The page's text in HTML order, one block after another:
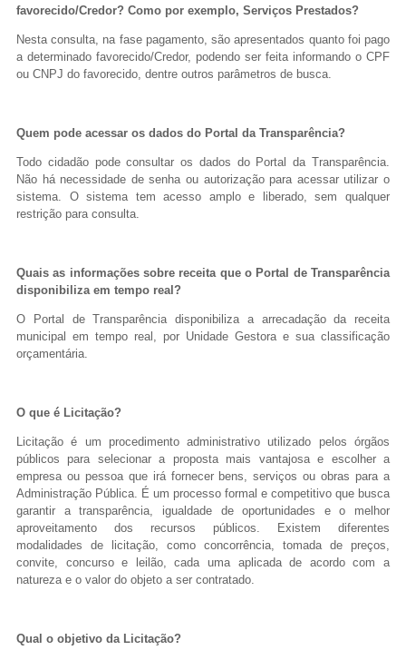
favorecido/Credor? Como por exemplo, Serviços Prestados?
Nesta consulta, na fase pagamento, são apresentados quanto foi pago
a determinado favorecido/Credor, podendo ser feita informando o CPF
ou CNPJ do favorecido, dentre outros parâmetros de busca.
Quem pode acessar os dados do Portal da Transparência?
Todo cidadão pode consultar os dados do Portal da Transparência.
Não há necessidade de senha ou autorização para acessar utilizar o
sistema. O sistema tem acesso amplo e liberado, sem qualquer
restrição para consulta.
Quais as informações sobre receita que o Portal de Transparência
disponibiliza em tempo real?
O Portal de Transparência disponibiliza a arrecadação da receita
municipal em tempo real, por Unidade Gestora e sua classificação
orçamentária.
O que é Licitação?
Licitação é um procedimento administrativo utilizado pelos órgãos
públicos para selecionar a proposta mais vantajosa e escolher a
empresa ou pessoa que irá fornecer bens, serviços ou obras para a
Administração Pública. É um processo formal e competitivo que busca
garantir a transparência, igualdade de oportunidades e o melhor
aproveitamento dos recursos públicos. Existem diferentes
modalidades de licitação, como concorrência, tomada de preços,
convite, concurso e leilão, cada uma aplicada de acordo com a
natureza e o valor do objeto a ser contratado.
Qual o objetivo da Licitação?